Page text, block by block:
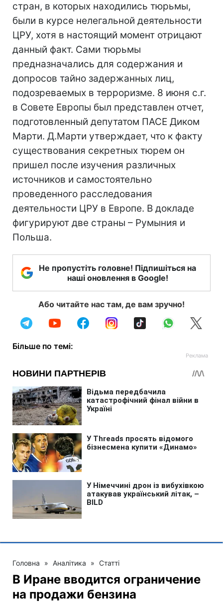
стран, в которых находились тюрьмы,
были в курсе нелегальной деятельности
ЦРУ, хотя в настоящий момент отрицают
данный факт. Сами тюрьмы
предназначались для содержания и
допросов тайно задержанных лиц,
подозреваемых в терроризме. 8 июня с.г.
в Совете Европы был представлен отчет,
подготовленный депутатом ПАСЕ Диком
Марти. Д.Марти утверждает, что к факту
существования секретных тюрем он
пришел после изучения различных
источников и самостоятельно
проведенного расследования
деятельности ЦРУ в Европе. В докладе
фигурируют две страны – Румыния и
Польша.
Не пропустіть головне! Підпишіться на
наші оновлення в Google!
Або читайте нас там, де вам зручно!
Більше по темі:
Головна » Аналітика » Статті
В Иране вводится ограничение
на продажи бензина